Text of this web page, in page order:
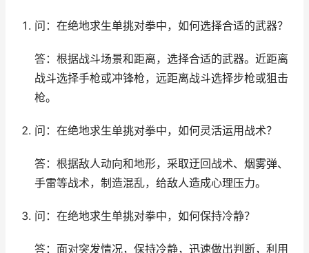
问：在绝地求生单挑对拳中，如何选择合适的武器？
答：根据战斗场景和距离，选择合适的武器。近距离
战斗选择手枪或冲锋枪，远距离战斗选择步枪或狙击
枪。
问：在绝地求生单挑对拳中，如何灵活运用战术？
答：根据敌人动向和地形，采取迂回战术、烟雾弹、
手雷等战术，制造混乱，给敌人造成心理压力。
问：在绝地求生单挑对拳中，如何保持冷静？
答：面对突发情况，保持冷静，迅速做出判断，利用